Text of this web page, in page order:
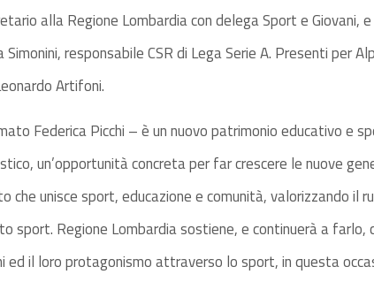
alla Regione Lombardia con delega Sport e Giovani,
responsabile CSR di Lega Serie A. Presenti per
Artifoni.
Federica Picchi – è un nuovo patrimonio educativo e
un’opportunità concreta per far crescere le nuove
che unisce sport, educazione e comunità, valorizzando il
sport. Regione Lombardia sostiene, e continuerà a farlo,
il loro protagonismo attraverso lo sport, in questa